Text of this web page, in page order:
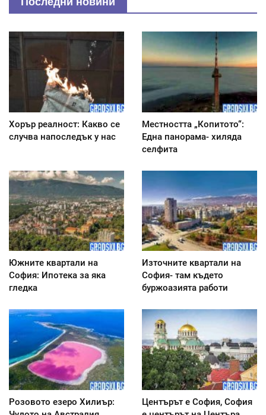
Хорър реалност: Какво се
случва напоследък у нас
Местността „Копитото“:
Една панорама- хиляда
селфита
Южните квартали на
София: Ипотека за яка
гледка
Източните квартали на
София- там където
буржоазията работи
Розовото езеро Хилиър:
Центърът е София, София